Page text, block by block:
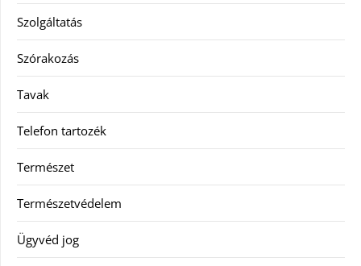
Szolgáltatás
Szórakozás
Tavak
Telefon tartozék
Természet
Természetvédelem
Ügyvéd jog